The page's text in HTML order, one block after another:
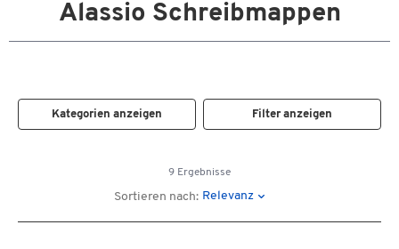
Alassio Schreibmappen
Kategorien anzeigen Filter anzeigen
9 Ergebnisse
Sortieren nach: Relevanz